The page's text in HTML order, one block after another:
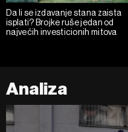
Da li se izdavanje stana zaista
isplati? Brojke ruše jedan od
najvećih investicionih mitova
Analiza